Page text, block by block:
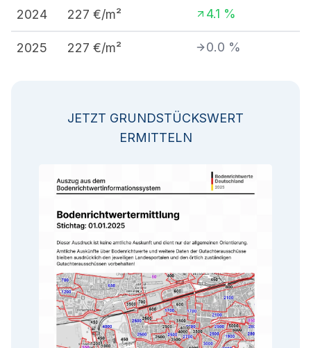
2024 227 €/m² 4.1 %
2025 227 €/m² 0.0 %
JETZT GRUNDSTÜCKSWERT
ERMITTELN